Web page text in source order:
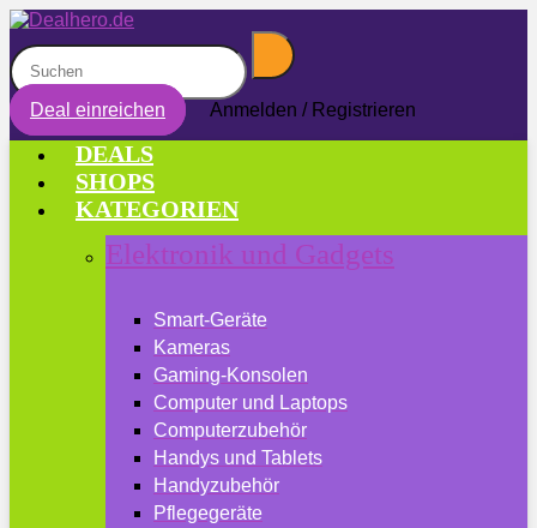
Deal einreichen Anmelden / Registrieren
DEALS
SHOPS
KATEGORIEN
Elektronik und Gadgets
Smart-Geräte
Kameras
Gaming-Konsolen
Computer und Laptops
Computerzubehör
Handys und Tablets
Handyzubehör
Pflegegeräte